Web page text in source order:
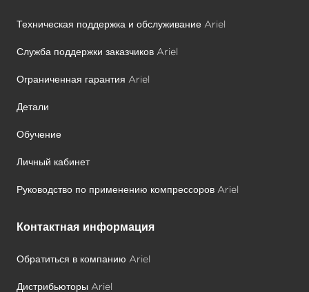
Техническая поддержка и обслуживание Ariel
Служба поддержки заказчиков Ariel
Ограниченная гарантия Ariel
Детали
Обучение
Личный кабинет
Руководство по применению компрессоров Ariel
Контактная информация
Обратиться в компанию Ariel
Дистрибьюторы Ariel